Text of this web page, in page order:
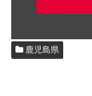
鹿児島県